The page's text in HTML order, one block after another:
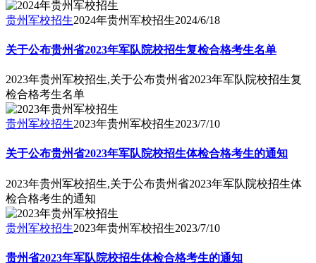
贵州军校招生2024年贵州军校招生2024/6/18
关于公布贵州省2023年军队院校招生复检合格考生名单
2023年贵州军校招生,关于公布贵州省2023年军队院校招生复
检合格考生名单
贵州军校招生2023年贵州军校招生2023/7/10
关于公布贵州省2023年军队院校招生体检合格考生的通知
2023年贵州军校招生,关于公布贵州省2023年军队院校招生体
检合格考生的通知
贵州军校招生2023年贵州军校招生2023/7/10
贵州省2023年军队院校招生体检合格考生的通知